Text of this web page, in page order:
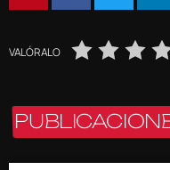
VALÓRALO